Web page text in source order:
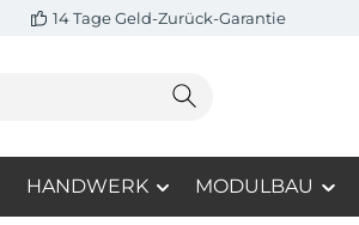
14 Tage Geld-Zurück-Garantie
HANDWERK MODULBAU